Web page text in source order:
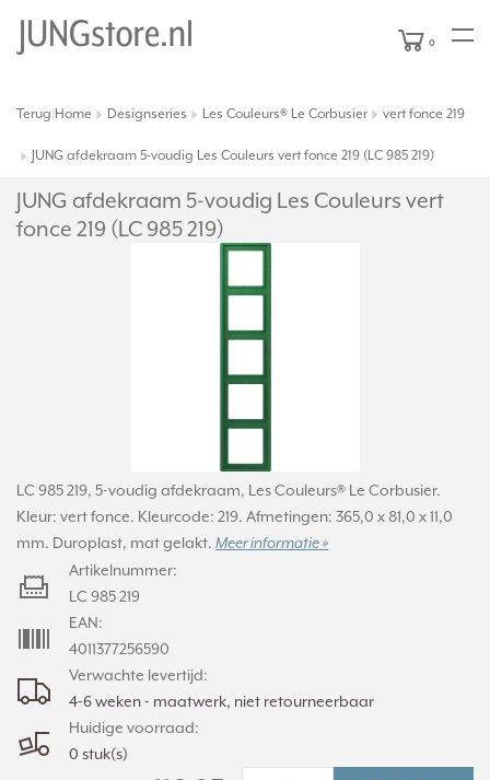
0
Terug Home Designseries Les Couleurs® Le Corbusier vert fonce 219
JUNG afdekraam 5-voudig Les Couleurs vert fonce 219 (LC 985 219)
JUNG afdekraam 5-voudig Les Couleurs vert
fonce 219 (LC 985 219)
LC 985 219, 5-voudig afdekraam, Les Couleurs® Le Corbusier.
Kleur: vert fonce. Kleurcode: 219. Afmetingen: 365,0 x 81,0 x 11,0
mm. Duroplast, mat gelakt. Meer informatie »
Verwachte levertijd:
4-6 weken - maatwerk, niet retourneerbaar
Huidige voorraad:
0 stuk(s)
Artikelnummer:
LC 985 219
EAN:
4011377256590